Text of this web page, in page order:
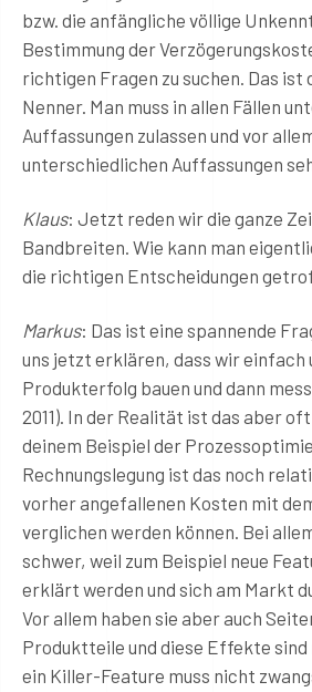
bzw. die anfängliche völlige
Bestimmung der
richtigen Fragen zu suchen. Das ist
Nenner. Man muss in allen Fällen
Auffassungen zulassen und vor
unterschiedlichen Auffassungen
Klaus: Jetzt reden wir die ganze
Bandbreiten. Wie kann man
die richtigen Entscheidungen
Markus: Das ist eine spannende
uns jetzt erklären, dass wir einfach
Produkterfolg bauen und dann
2011). In der Realität ist das aber
deinem Beispiel der
Rechnungslegung ist das noch
vorher angefallenen Kosten mit
verglichen werden können. Bei
schwer, weil zum Beispiel neue
erklärt werden und sich am Markt
Vor allem haben sie aber auch
Produktteile und diese Effekte
ein Killer-Feature muss nicht